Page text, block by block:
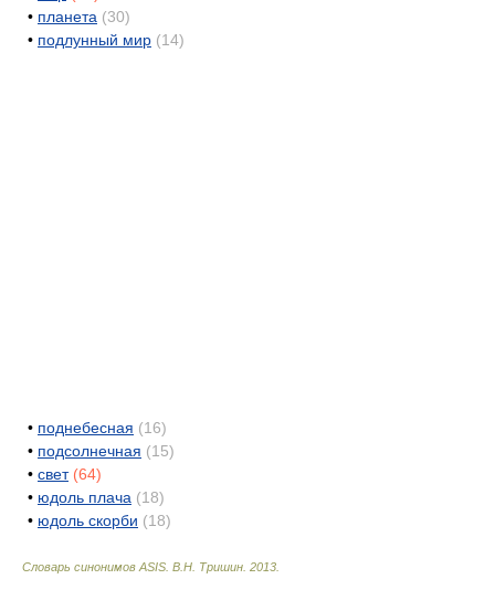
• планета (30)
• подлунный мир (14)
• поднебесная (16)
• подсолнечная (15)
• свет (64)
• юдоль плача (18)
• юдоль скорби (18)
Словарь синонимов ASIS. В.Н. Тришин 2013